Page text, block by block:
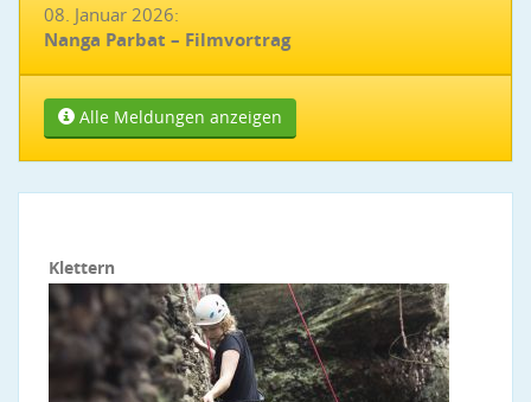
08. Januar 2026:
Nanga Parbat – Filmvortrag
Alle Meldungen anzeigen
Klettern